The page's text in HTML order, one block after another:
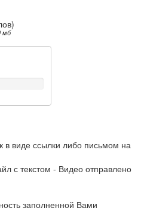
мб
в виде ссылки либо письмом на
с текстом - Видео отправлено
заполненной Вами